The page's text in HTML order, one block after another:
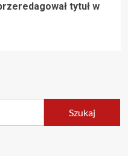
tytuł w
Szukaj